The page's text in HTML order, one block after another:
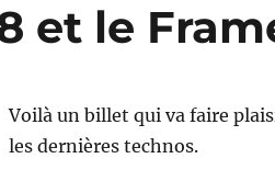
et le
Voilà un billet qui va faire
les dernières technos.